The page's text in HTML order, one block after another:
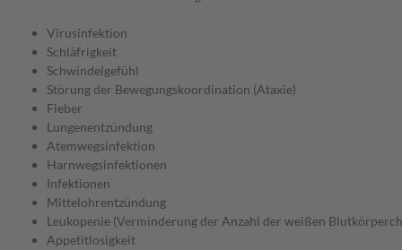
Virusinfektion
Schläfrigkeit
Schwindelgefühl
Störung der Bewegungskoordination (Ataxie)
Fieber
Lungenentzündung
Atemwegsinfektion
Harnwegsinfektionen
Infektionen
Mittelohrentzündung
Leukopenie (Verminderung der Anzahl der weißen
Appetitlosigkeit